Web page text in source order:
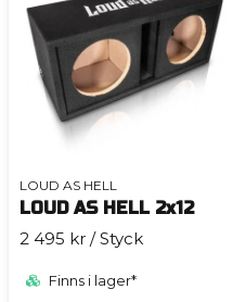
LOUD AS HELL
LOUD AS HELL 2x12
2 495 kr / Styck
Finns i lager*